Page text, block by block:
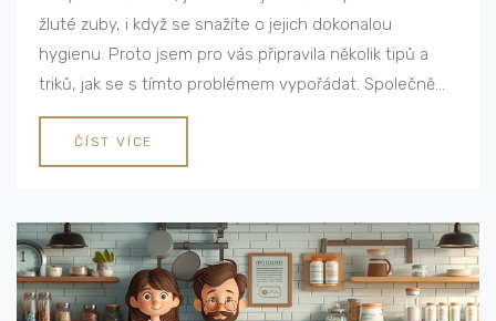
žluté zuby, i když se snažíte o jejich dokonalou
hygienu. Proto jsem pro vás připravila několik tipů a
triků, jak se s tímto problémem vypořádat. Společně
prozkoumáme možnosti bělení, ale také se zaměříme
na domácí léčbu. Na mé stránce najdete spoustu
užitečných článků o zdraví a kráse, takže se
ČÍST VÍCE